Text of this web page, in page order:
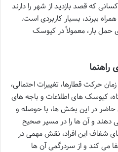
که قصد بازدید از شهر را دارند
ببرند، بسیار کاربردی است.
حمل بار، معمولاً در کیوسک
حرکت قطارها، تغییرات احتمالی،
کیوسک های اطلاعات و باجه های
حاضر در این بخش ها، با حوصله و
دهند و آن ها را در مسیر صحیح
شفاف این افراد، نقش مهمی در
می کند و از سردرگمی آن ها